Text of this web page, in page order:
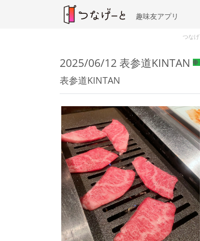
趣味友アプリ
つな
2025/06/12 表参道KINTAN
表参道KINTAN